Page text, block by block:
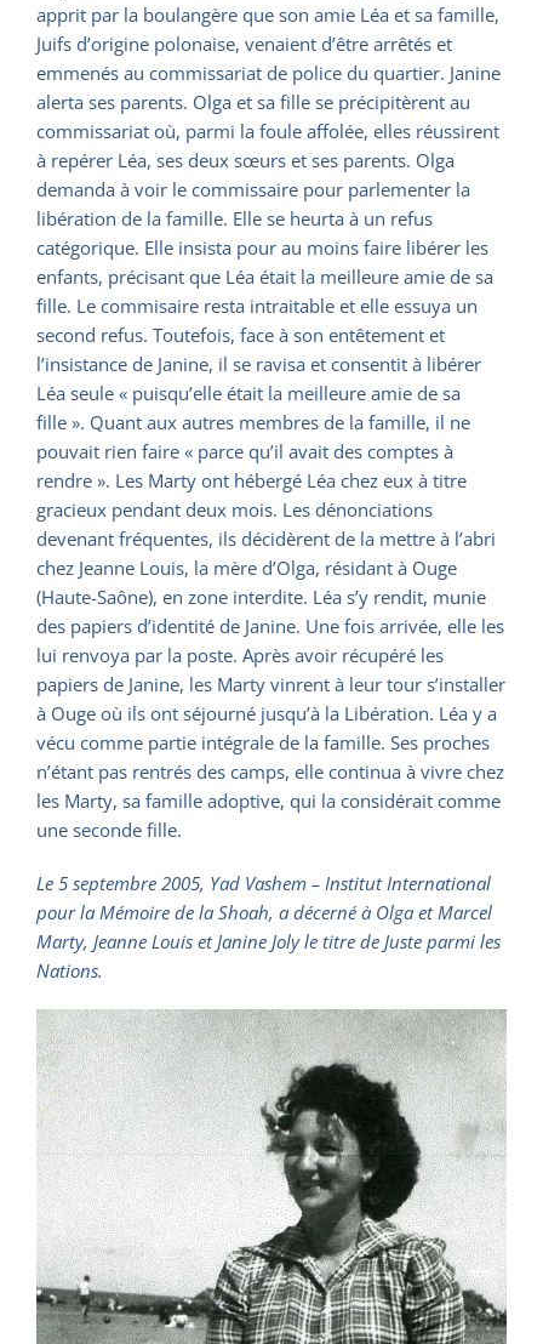
apprit par la boulangère que son amie Léa et sa famille,
Juifs d’origine polonaise, venaient d’être arrêtés et
emmenés au commissariat de police du quartier. Janine
alerta ses parents. Olga et sa fille se précipitèrent au
commissariat où, parmi la foule affolée, elles réussirent
à repérer Léa, ses deux sœurs et ses parents. Olga
demanda à voir le commissaire pour parlementer la
libération de la famille. Elle se heurta à un refus
catégorique. Elle insista pour au moins faire libérer les
enfants, précisant que Léa était la meilleure amie de sa
fille. Le commisaire resta intraitable et elle essuya un
second refus. Toutefois, face à son entêtement et
l’insistance de Janine, il se ravisa et consentit à libérer
Léa seule « puisqu’elle était la meilleure amie de sa
fille ». Quant aux autres membres de la famille, il ne
pouvait rien faire « parce qu’il avait des comptes à
rendre ». Les Marty ont hébergé Léa chez eux à titre
gracieux pendant deux mois. Les dénonciations
devenant fréquentes, ils décidèrent de la mettre à l’abri
chez Jeanne Louis, la mère d’Olga, résidant à Ouge
(Haute-Saône), en zone interdite. Léa s’y rendit, munie
des papiers d’identité de Janine. Une fois arrivée, elle les
lui renvoya par la poste. Après avoir récupéré les
papiers de Janine, les Marty vinrent à leur tour s’installer
à Ouge où ils ont séjourné jusqu’à la Libération. Léa y a
vécu comme partie intégrale de la famille. Ses proches
n’étant pas rentrés des camps, elle continua à vivre chez
les Marty, sa famille adoptive, qui la considérait comme
une seconde fille.
Le 5 septembre 2005, Yad Vashem – Institut International
pour la Mémoire de la Shoah, a décerné à Olga et Marcel
Marty, Jeanne Louis et Janine Joly le titre de Juste parmi les
Nations.